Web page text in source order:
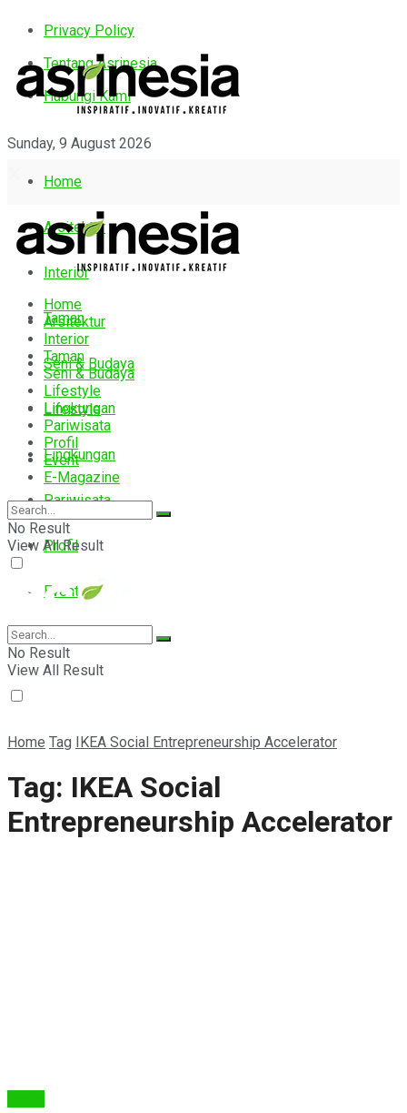
Privacy Policy
Tentang Asrinesia
Hubungi Kami
Sunday, 9 August 2026
Home
Arsitektur
Interior
Taman
Seni & Budaya
Lifestyle
Lingkungan
Pariwisata
Profil
Event
E-Magazine
Home
Arsitektur
Interior
Taman
Seni & Budaya
Lifestyle
Lingkungan
Pariwisata
Profil
Event
E-Magazine
No Result
View All Result
No Result
View All Result
Home Tag IKEA Social Entrepreneurship Accelerator
Tag: IKEA Social
Entrepreneurship Accelerator